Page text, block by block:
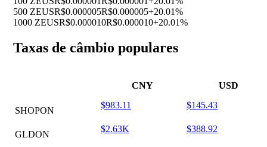
500 ZEUSR$0.000005R$0.000005+20.01%
1000 ZEUSR$0.000010R$0.000010+20.01%
Taxas de câmbio populares
CNY USD
SHOPON
$983.11 $145.43
GLDON
$2.63K $388.92